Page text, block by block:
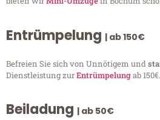
Entrümpelung | ab 150€
Befreien Sie sich von Unnötigem und
Dienstleistung zurEntrümpelungab 150€.
Beiladung | ab 50€